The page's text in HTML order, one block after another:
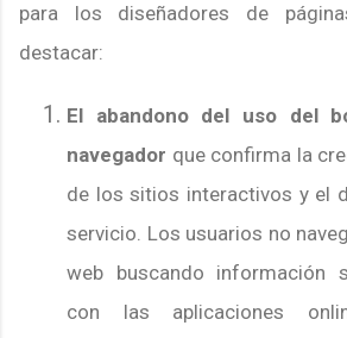
para los diseñadores de
destacar:
El abandono del uso del
navegador que confirma la
de los sitios interactivos y el
servicio. Los usuarios no
web buscando información
con las aplicaciones